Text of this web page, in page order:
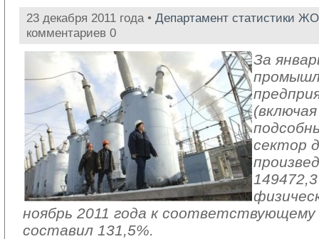
23 декабря 2011 года • Департамент статистики ЖО
комментариев 0
За
сектор
ноябрь 2011 года к соответствующему
составил 131,5%.